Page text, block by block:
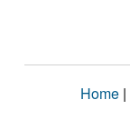
Home |